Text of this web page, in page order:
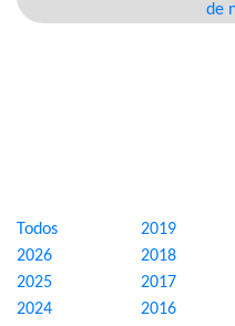
de
Todos
2026
2025
2024
2019
2018
2017
2016